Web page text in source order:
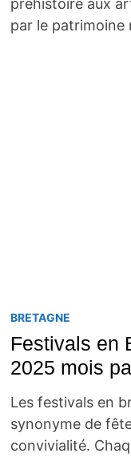
préhistoire aux
par le patrimoine
BRETAGNE
Festivals en
2025 mois
Les festivals en
synonyme de
convivialité.